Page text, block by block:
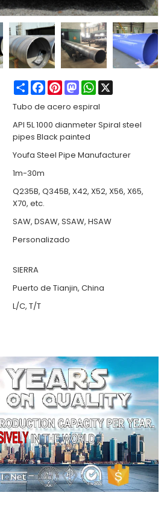
ShareFacebook
PinterestMastodonWhatsApp
Tubo de acero espiral
API 5L 1000 dianmeter Spiral steel
pipes Black painted
Youfa Steel Pipe Manufacturer
1m-30m
Q235B, Q345B, X42, X52, X56, X65,
X70, etc.
SAW, DSAW, SSAW, HSAW
Personalizado
SIERRA
Puerto de Tianjin, China
L/C, T/T